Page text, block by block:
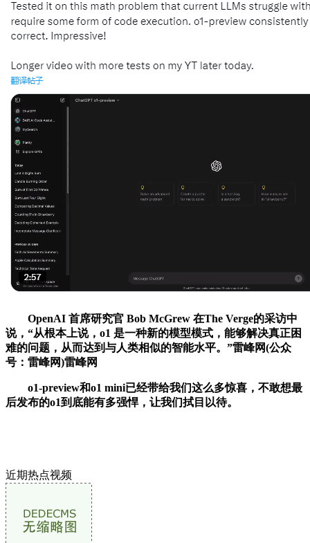
OpenAI 首席研究官 Bob McGrew 在The Verge的采访中
说，“从根本上说，o1 是一种新的模型模式，能够解决真正困
难的问题，从而达到与人类相似的智能水平。”雷峰网(公众
号：雷峰网)雷峰网
o1-preview和o1 mini已经带给我们这么多惊喜，不敢想最
后发布的o1到底能有多强悍，让我们拭目以待。
近期热点视频